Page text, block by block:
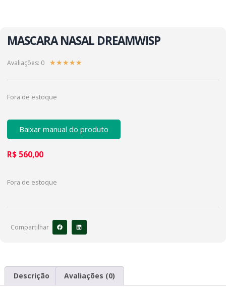
MASCARA NASAL DREAMWISP
Avaliações: 0 ★★★★★
Fora de estoque
Baixar manual do produto
R$ 560,00
Fora de estoque
Compartilhar
Descrição Avaliações (0)